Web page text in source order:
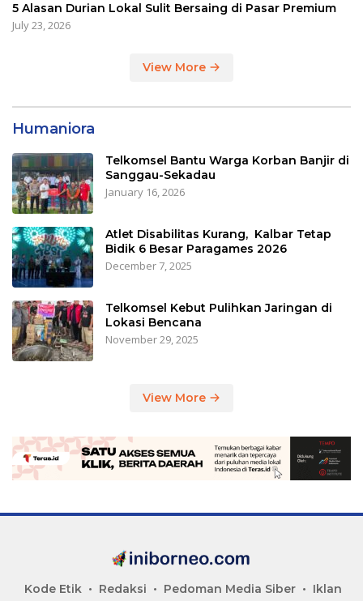
5 Alasan Durian Lokal Sulit Bersaing di Pasar Premium
July 23, 2026
View More
Humaniora
Telkomsel Bantu Warga Korban Banjir di
Sanggau-Sekadau
January 16, 2026
Atlet Disabilitas Kurang, Kalbar Tetap
Bidik 6 Besar Paragames 2026
December 7, 2025
Telkomsel Kebut Pulihkan Jaringan di
Lokasi Bencana
November 29, 2025
View More
Kode Etik Redaksi Pedoman Media Siber Iklan